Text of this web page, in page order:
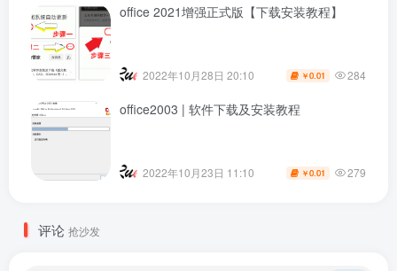
office 2021增强正式版【下载安装教程】
2022年10月28日 20:10 ￥0.01 284
office2003 | 软件下载及安装教程
2022年10月23日 11:10 ￥0.01 279
评论 抢沙发